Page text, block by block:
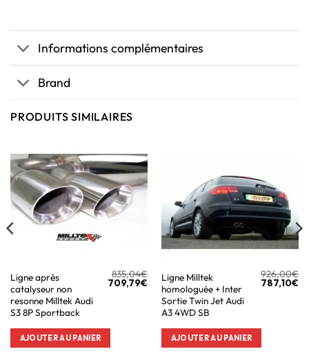
Informations complémentaires
Brand
PRODUITS SIMILAIRES
Ligne après
catalyseur non
resonne Milltek Audi
S3 8P Sportback
835,04€
709,79€
AJOUTER AU PANIER
Ligne Milltek
homologuée + Inter
Sortie Twin Jet Audi
A3 4WD SB
926,00€
787,10€
AJOUTER AU PANIER